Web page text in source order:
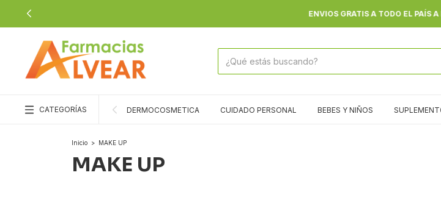
ENVIOS GRATIS A TODO EL PAÍS
CATEGORÍAS DERMOCOSMETICA CUIDADO PERSONAL BEBES Y NIÑOS
Inicio > MAKE UP
MAKE UP